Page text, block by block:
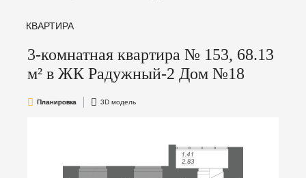
КВАРТИРА
3-комнатная квартира № 153, 68.13
м² в ЖК Радужный-2 Дом №18
Планировка 3D модель